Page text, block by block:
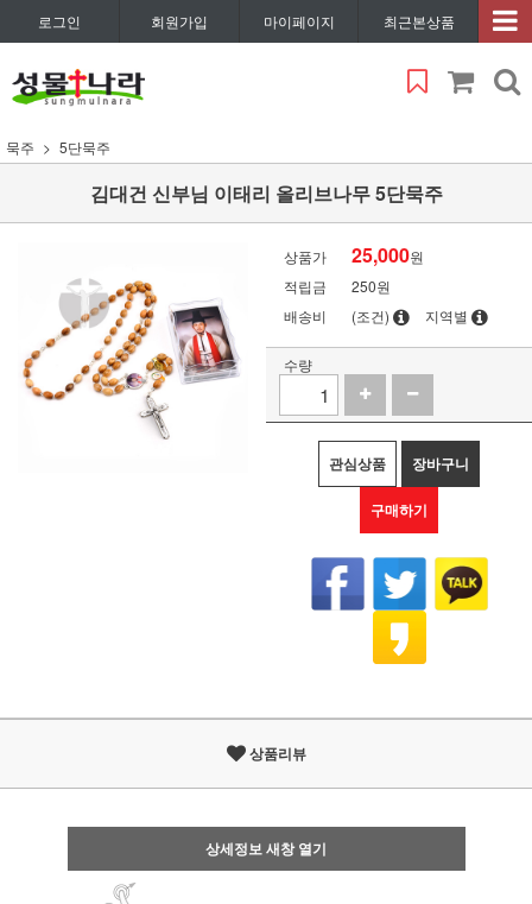
로그인 회원가입 마이페이지 최근본상품
묵주 5단묵주
김대건 신부님 이태리 올리브나무 5단묵주
상품가 25,000원
적립금
250원
배송비
(조건) 지역별
수량
관심상품 장바구니
구매하기
상품리뷰
상세정보 새창 열기